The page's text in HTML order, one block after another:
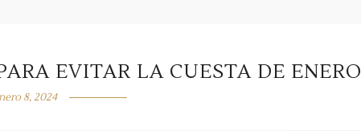
EVITAR LA CUESTA DE ENERO
8, 2024